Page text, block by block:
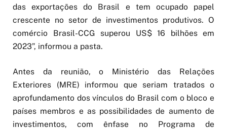
das exportações do Brasil e tem ocupado papel
crescente no setor de investimentos produtivos. O
comércio Brasil-CCG superou US$ 16 bilhões em
2023”, informou a pasta.
Antes da reunião, o Ministério das Relações
Exteriores (MRE) informou que seriam tratados o
aprofundamento dos vínculos do Brasil com o bloco e
países membros e as possibilidades de aumento de
investimentos, com ênfase no Programa de